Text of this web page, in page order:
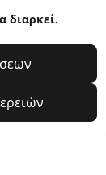
διαρκεί.